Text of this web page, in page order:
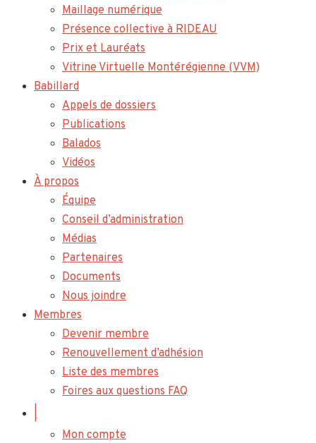
Maillage numérique
Présence collective à RIDEAU
Prix et Lauréats
Vitrine Virtuelle Montérégienne (VVM)
Babillard
Appels de dossiers
Publications
Balados
Vidéos
À propos
Équipe
Conseil d’administration
Médias
Partenaires
Documents
Nous joindre
Membres
Devenir membre
Renouvellement d’adhésion
Liste des membres
Foires aux questions FAQ
|
Mon compte